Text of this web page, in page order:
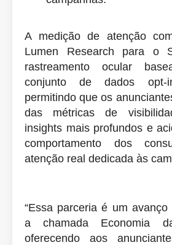
A medição de atenção
Lumen Research para o
rastreamento ocular
conjunto de dados
permitindo que os
das métricas de
insights mais profundos e
comportamento dos
atenção real dedicada às
“Essa parceria é um avanço
a chamada Economia
oferecendo aos